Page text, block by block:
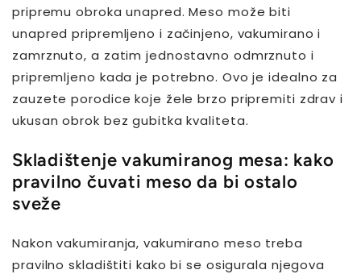
pripremu obroka unapred. Meso može biti
unapred pripremljeno i začinjeno, vakumirano i
zamrznuto, a zatim jednostavno odmrznuto i
pripremljeno kada je potrebno. Ovo je idealno za
zauzete porodice koje žele brzo pripremiti zdrav i
ukusan obrok bez gubitka kvaliteta.
Skladištenje vakumiranog mesa: kako
pravilno čuvati meso da bi ostalo
sveže
Nakon vakumiranja, vakumirano meso treba
pravilno skladištiti kako bi se osigurala njegova